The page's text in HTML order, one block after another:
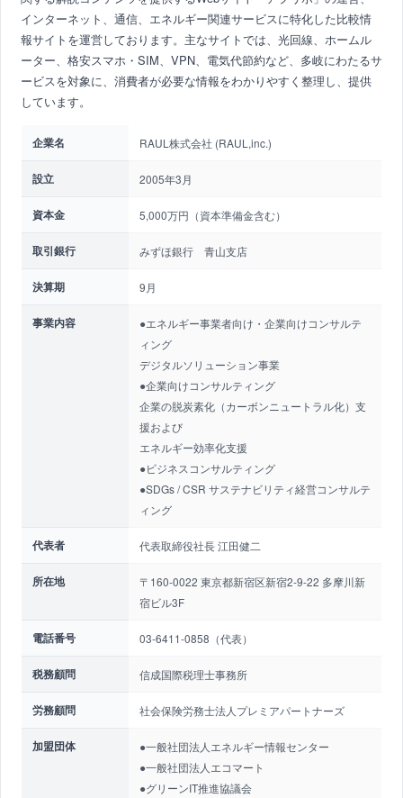
インターネット、通信、エネルギー関連サービスに特化した比較情
報サイトを運営しております。主なサイトでは、光回線、ホームル
ーター、格安スマホ・SIM、VPN、電気代節約など、多岐にわたるサ
ービスを対象に、消費者が必要な情報をわかりやすく整理し、提供
しています。
企業名 RAUL株式会社 (RAUL,inc.)
設立 2005年3月
資本金 5,000万円（資本準備金含む）
取引銀行 みずほ銀行 青山支店
決算期 9月
事業内容
●エネルギー事業者向け・企業向けコンサルテ
ィング
デジタルソリューション事業
●企業向けコンサルティング
企業の脱炭素化（カーボンニュートラル化）支
援および
エネルギー効率化支援
●ビジネスコンサルティング
●SDGs / CSR サステナビリティ経営コンサルテ
ィング
代表者 代表取締役社長 江田健二
所在地
〒160-0022 東京都新宿区新宿2-9-22 多摩川新
宿ビル3F
電話番号 03-6411-0858（代表）
税務顧問 信成国際税理士事務所
労務顧問 社会保険労務士法人プレミアパートナーズ
加盟団体
●一般社団法人エネルギー情報センター
●一般社団法人エコマート
●グリーンIT推進協議会